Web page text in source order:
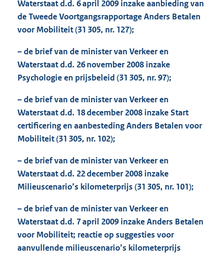
Waterstaat d.d. 6 april 2009 inzake aanbieding van
de Tweede Voortgangsrapportage Anders Betalen
voor Mobiliteit (31 305, nr. 127);
– de brief van de minister van Verkeer en
Waterstaat d.d. 26 november 2008 inzake
Psychologie en prijsbeleid (31 305, nr. 97);
– de brief van de minister van Verkeer en
Waterstaat d.d. 18 december 2008 inzake Start
certificering en aanbesteding Anders Betalen voor
Mobiliteit (31 305, nr. 102);
– de brief van de minister van Verkeer en
Waterstaat d.d. 22 december 2008 inzake
Milieuscenario’s kilometerprijs (31 305, nr. 101);
– de brief van de minister van Verkeer en
Waterstaat d.d. 7 april 2009 inzake Anders Betalen
voor Mobiliteit; reactie op suggesties voor
aanvullende milieuscenario’s kilometerprijs